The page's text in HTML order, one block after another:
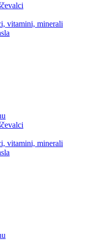
vitamini, minerali
vitamini, minerali